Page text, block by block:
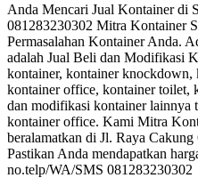
Anda Mencari Jual Kontainer
081283230302 Mitra Kontainer
Permasalahan Kontainer Anda.
adalah Jual Beli dan Modifikasi
kontainer, kontainer knockdown,
kontainer office, kontainer toilet,
dan modifikasi kontainer lainnya
kontainer office. Kami Mitra
beralamatkan di Jl. Raya
Pastikan Anda mendapatkan
no.telp/WA/SMS 081283230302